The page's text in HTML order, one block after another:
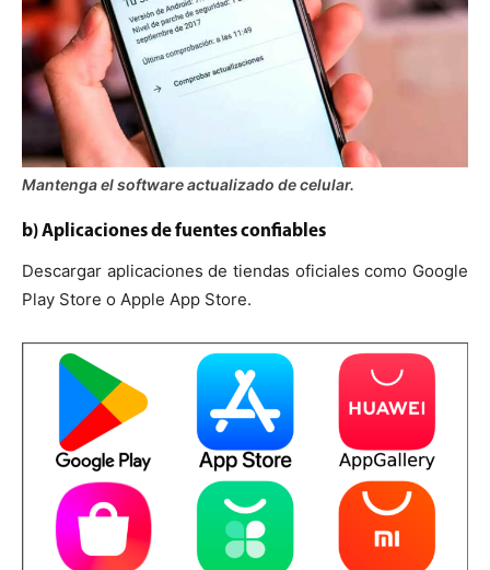
Mantenga el software actualizado de celular.
b) Aplicaciones de fuentes confiables
Descargar aplicaciones de tiendas oficiales como Google
Play Store o Apple App Store.